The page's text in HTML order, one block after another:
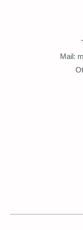
Mail: